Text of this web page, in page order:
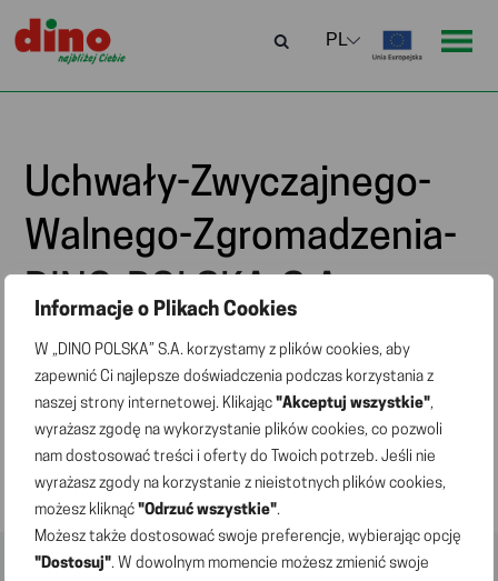
Informacje o Plikach Cookies
W „DINO POLSKA” S.A. korzystamy z plików cookies, aby
zapewnić Ci najlepsze doświadczenia podczas korzystania z
naszej strony internetowej. Klikając "Akceptuj wszystkie",
wyrażasz zgodę na wykorzystanie plików cookies, co pozwoli
nam dostosować treści i oferty do Twoich potrzeb. Jeśli nie
wyrażasz zgody na korzystanie z nieistotnych plików cookies,
możesz kliknąć "Odrzuć wszystkie".
Możesz także dostosować swoje preferencje, wybierając opcję
"Dostosuj". W dowolnym momencie możesz zmienić swoje
Uchwały-Zwyczajnego-
Walnego-Zgromadzenia-
DINO-POLSKA-S.A
(16.06.2025)
Uchwały-Zwyczajnego-Walnego-Zgromadzenia-DINO-
POLSKA-S.A (16.06.2025)